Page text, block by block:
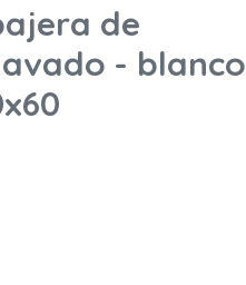
de
- blanco